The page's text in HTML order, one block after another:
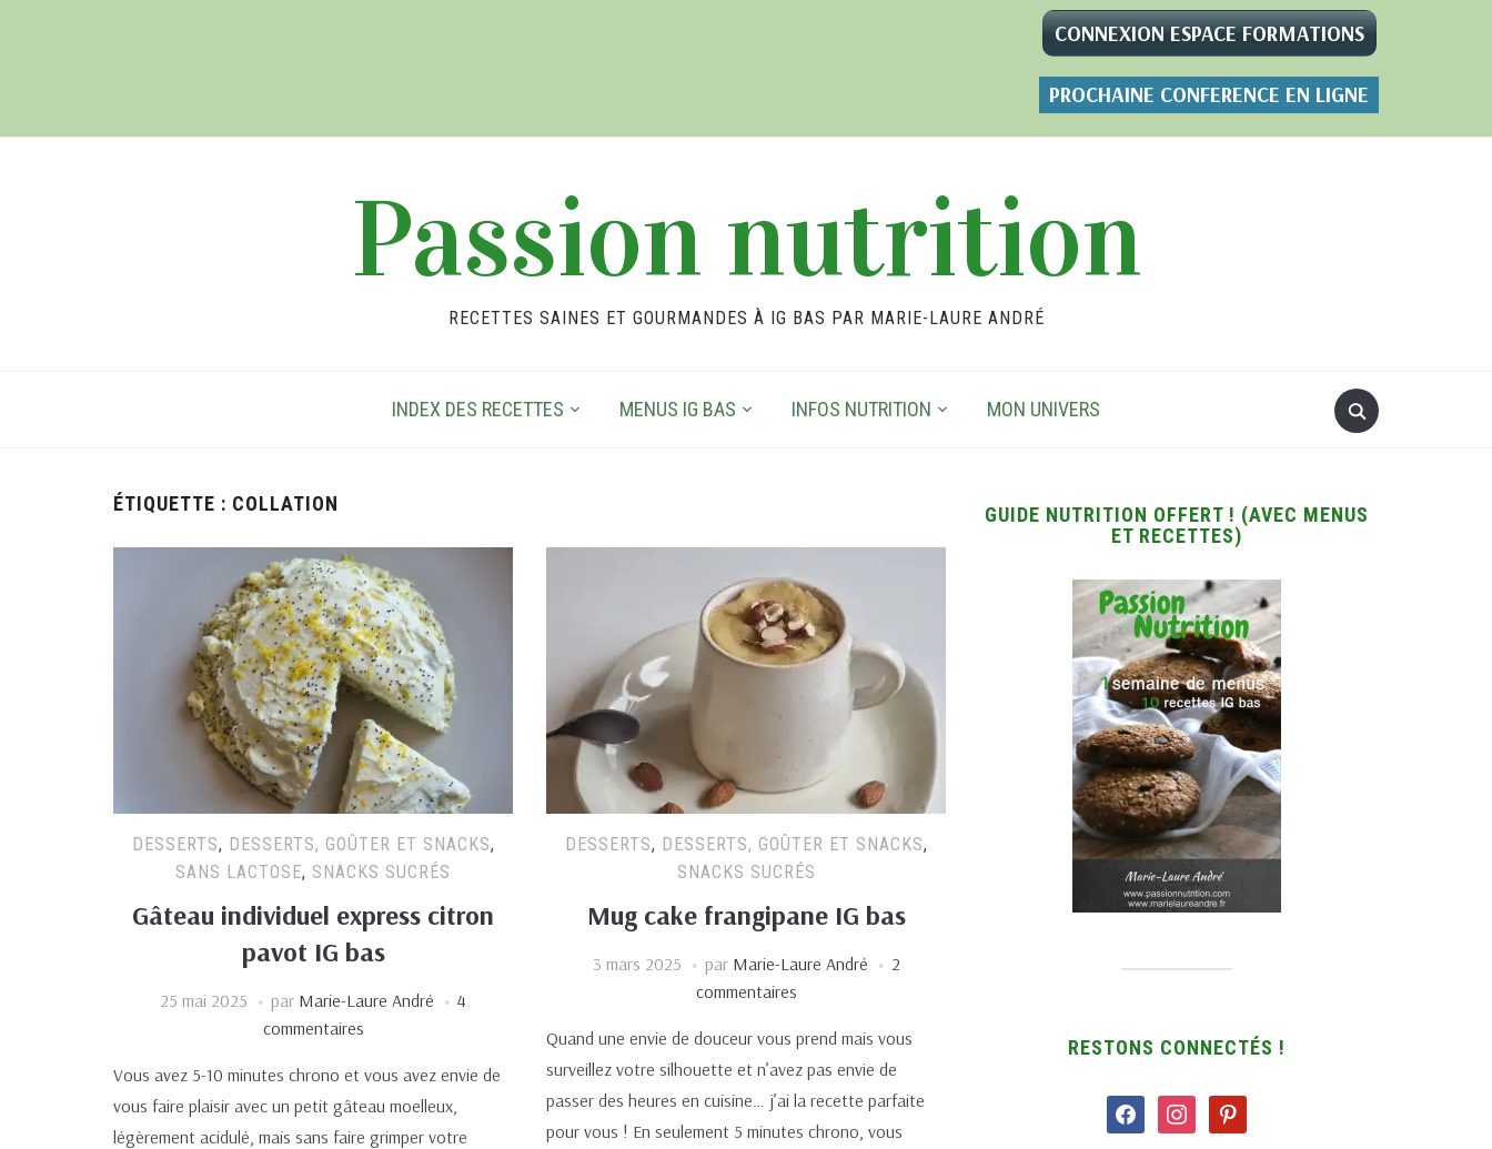
CONNEXION ESPACE FORMATIONS
PROCHAINE CONFERENCE EN LIGNE
Passion nutrition
RECETTES SAINES ET GOURMANDES À IG BAS PAR MARIE-LAURE ANDRÉ
INDEX DES RECETTES MENUS IG BAS INFOS NUTRITION MON UNIVERS
ÉTIQUETTE : COLLATION
DESSERTS, DESSERTS, GOÛTER ET SNACKS,
SANS LACTOSE, SNACKS SUCRÉS
Gâteau individuel express citron
pavot IG bas
25 mai 2025 par Marie-Laure André
4
commentaires
Vous avez 5-10 minutes chrono et vous avez envie de
vous faire plaisir avec un petit gâteau moelleux,
légèrement acidulé, mais sans faire grimper votre
DESSERTS, DESSERTS, GOÛTER ET SNACKS,
SNACKS SUCRÉS
Mug cake frangipane IG bas
3 mars 2025 par Marie-Laure André
2
commentaires
Quand une envie de douceur vous prend mais vous
surveillez votre silhouette et n’avez pas envie de
passer des heures en cuisine… j’ai la recette parfaite
pour vous ! En seulement 5 minutes chrono, vous
GUIDE NUTRITION OFFERT ! (AVEC MENUS
ET RECETTES)
RESTONS CONNECTÉS !
facebookinstagrampinterest